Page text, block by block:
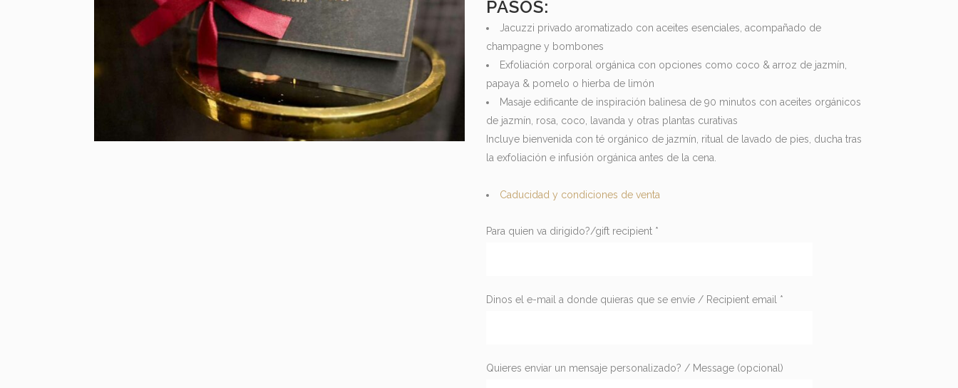
PASOS:
Jacuzzi privado aromatizado con aceites esenciales, acompañado de
champagne y bombones
Exfoliación corporal orgánica con opciones como coco & arroz de jazmín,
papaya & pomelo o hierba de limón
Masaje edificante de inspiración balinesa de 90 minutos con aceites orgánicos
de jazmín, rosa, coco, lavanda y otras plantas curativas
Incluye bienvenida con té orgánico de jazmín, ritual de lavado de pies, ducha tras
la exfoliación e infusión orgánica antes de la cena.
Caducidad y condiciones de venta
Para quien va dirigido?/gift recipient *
Dinos el e-mail a donde quieras que se envíe / Recipient email *
Quieres enviar un mensaje personalizado? / Message (opcional)